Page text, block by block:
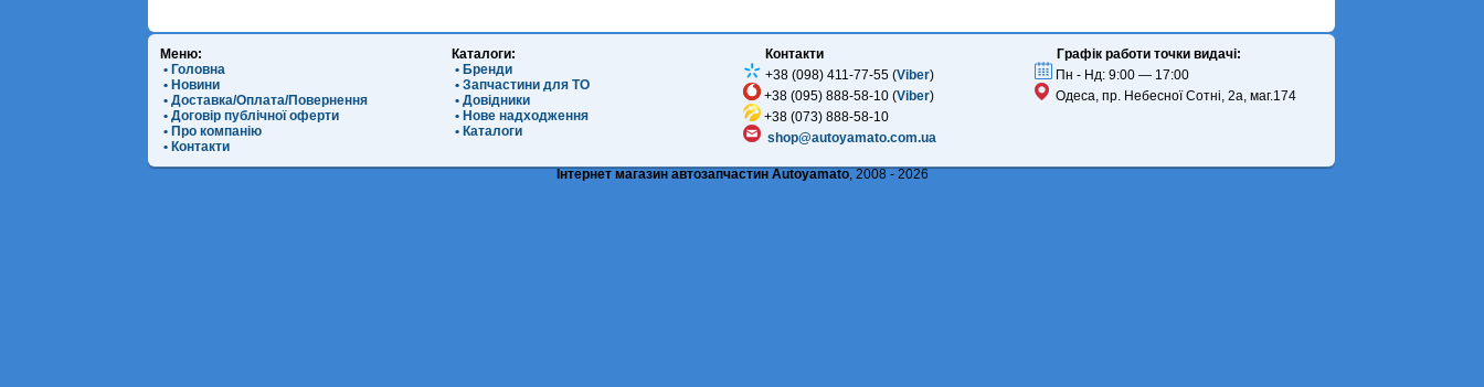
Меню:
• Головна
• Новини
• Доставка/Оплата/Повернення
• Договір публічної оферти
• Про компанію
• Контакти
Каталоги:
• Бренди
• Запчастини для ТО
• Довідники
• Нове надходження
• Каталоги
Контакти
+38 (098) 411-77-55 (Viber)
+38 (095) 888-58-10 (Viber)
+38 (073) 888-58-10
shop@autoyamato.com.ua
Графік работи точки видачі:
Пн - Нд: 9:00 — 17:00
Одеса, пр. Небесної Сотні, 2а, маг.174
Інтернет магазин автозапчастин Autoyamato, 2008 - 2026